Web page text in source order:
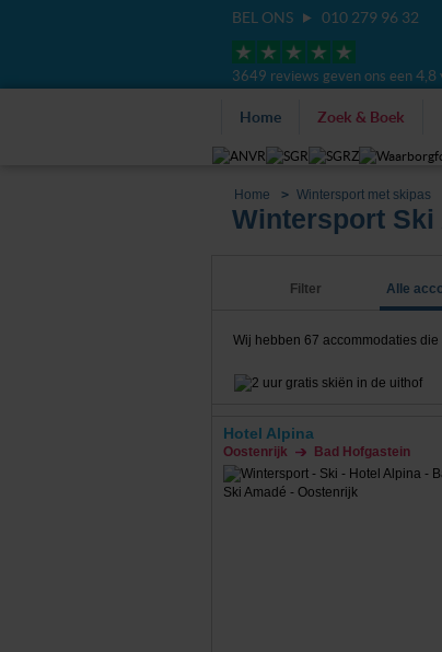
BEL ONS 010 279 96 32
3649 reviews geven ons een 4,8
Home Zoek & Boek
Home Wintersport met skipas
Wintersport Ski
Filter Alle
Wij hebben 67 accommodaties
Hotel Alpina
Oostenrijk Bad Hofgastein